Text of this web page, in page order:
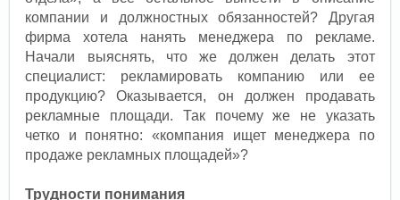
компании и должностных обязанностей? Другая
фирма хотела нанять менеджера по рекламе.
Начали выяснять, что же должен делать этот
специалист: рекламировать компанию или ее
продукцию? Оказывается, он должен продавать
рекламные площади. Так почему же не указать
четко и понятно: «компания ищет менеджера по
продаже рекламных площадей»?
Трудности понимания